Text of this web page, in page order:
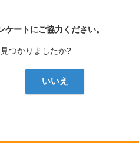
ケートにご協力ください。
つかりましたか?
いいえ